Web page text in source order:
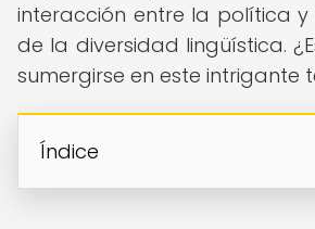
interacción entre la política y
de la diversidad lingüística.
sumergirse en este intrigante
Índice